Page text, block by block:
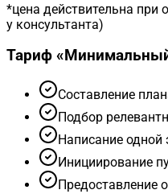
*цена действительна при
у консультанта)
Тариф «
Cоставление
Подбор
Написание одной
Инициирование
Предоставление